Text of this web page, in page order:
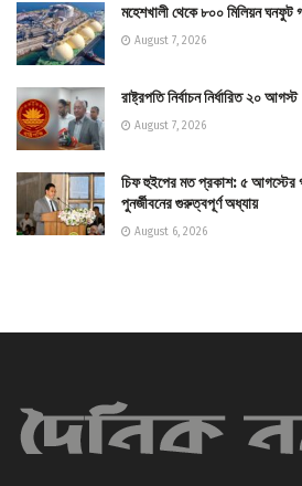
মহেশখালী থেকে ৮০০ মিলিয়ন ঘনফুট
August 7, 2026
রাষ্ট্রপতি নির্বাচন নির্ধারিত ২০ আগস্ট
August 7, 2026
চিফ হুইপের মত প্রকাশ: ৫ আগস্টের
পুনর্জীবনের গুরুত্বপূর্ণ অধ্যায়
August 6, 2026